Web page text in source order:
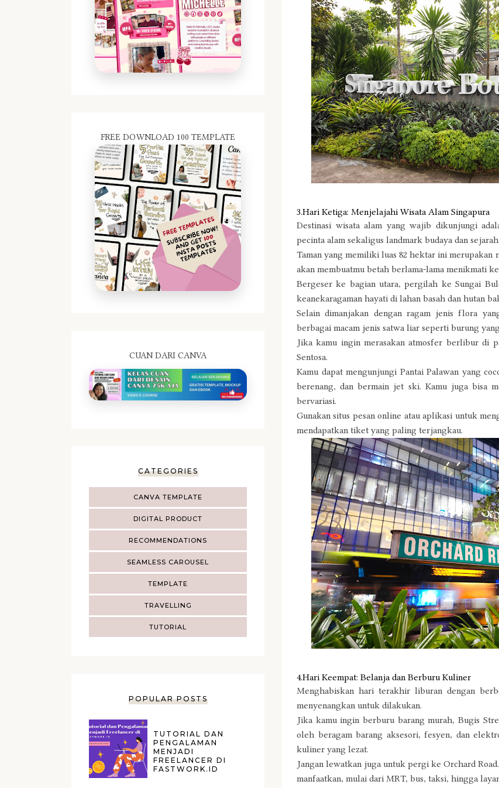
FREE DOWNLOAD 100 TEMPLATE
CUAN DARI CANVA
CATEGORIES
CANVA TEMPLATE
DIGITAL PRODUCT
RECOMMENDATIONS
SEAMLESS CAROUSEL
TEMPLATE
TRAVELLING
TUTORIAL
POPULAR POSTS
TUTORIAL DAN
PENGALAMAN
MENJADI
FREELANCER DI
FASTWORK.ID
3.Hari Ketiga: Menjelajahi Wisata Alam Singapura
Destinasi wisata alam yang wajib dikunjungi
pecinta alam sekaligus landmark budaya dan
Taman yang memiliki luas 82 hektar ini merupakan
akan membuatmu betah berlama-lama menikmati
Bergeser ke bagian utara, pergilah ke Sungai
keanekaragaman hayati di lahan basah dan hutan
Selain dimanjakan dengan ragam jenis flora
berbagai macam jenis satwa liar seperti burung
Jika kamu ingin merasakan atmosfer berlibur di
Sentosa.
Kamu dapat mengunjungi Pantai Palawan yang
berenang, dan bermain jet ski. Kamu juga bisa
bervariasi.
Gunakan situs pesan online atau aplikasi untuk
mendapatkan tiket yang paling terjangkau.
4.Hari Keempat: Belanja dan Berburu Kuliner
Menghabiskan hari terakhir liburan dengan
menyenangkan untuk dilakukan.
Jika kamu ingin berburu barang murah, Bugis
oleh beragam barang aksesori, fesyen, dan
kuliner yang lezat.
Jangan lewatkan juga untuk pergi ke Orchard
manfaatkan, mulai dari MRT, bus, taksi, hingga